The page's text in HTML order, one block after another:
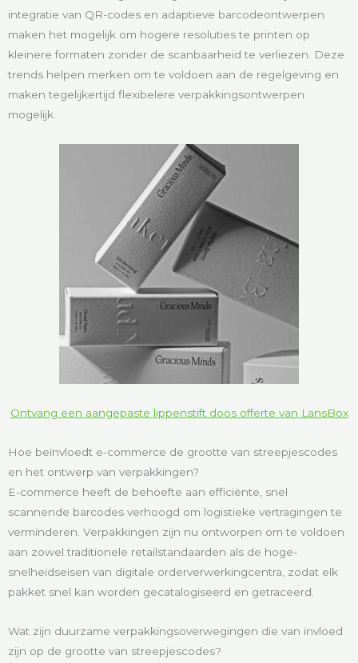
integratie van QR-codes en adaptieve barcodeontwerpen
maken het mogelijk om hogere resoluties te printen op
kleinere formaten zonder de scanbaarheid te verliezen. Deze
trends helpen merken om te voldoen aan de regelgeving en
maken tegelijkertijd flexibelere verpakkingsontwerpen
mogelijk.
Ontvang een aangepaste lippenstift doos offerte van LansBox
Hoe beïnvloedt e-commerce de grootte van streepjescodes
en het ontwerp van verpakkingen?
E-commerce heeft de behoefte aan efficiënte, snel
scannende barcodes verhoogd om logistieke vertragingen te
verminderen. Verpakkingen zijn nu ontworpen om te voldoen
aan zowel traditionele retailstandaarden als de hoge-
snelheidseisen van digitale orderverwerkingcentra, zodat elk
pakket snel kan worden gecatalogiseerd en getraceerd.
Wat zijn duurzame verpakkingsoverwegingen die van invloed
zijn op de grootte van streepjescodes?